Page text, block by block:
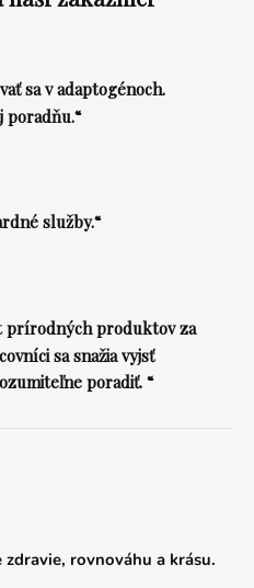
sa v adaptogénoch.
poradňu.“
služby.“
prírodných produktov za
sa snažia vyjsť
poradiť. “
rovnováhu a krásu.